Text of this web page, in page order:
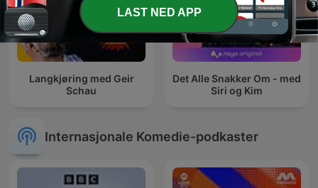
Langkjøring med Geir
Schau
Det Alle Snakker Om - med
Siri og Kim
Internasjonale Komedie-podkaster
LAST NED APP